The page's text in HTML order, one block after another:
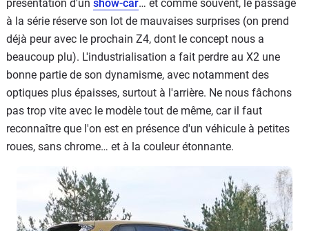
présentation d'un show-car… et comme souvent, le passage
à la série réserve son lot de mauvaises surprises (on prend
déjà peur avec le prochain Z4, dont le concept nous a
beaucoup plu). L'industrialisation a fait perdre au X2 une
bonne partie de son dynamisme, avec notamment des
optiques plus épaisses, surtout à l'arrière. Ne nous fâchons
pas trop vite avec le modèle tout de même, car il faut
reconnaître que l'on est en présence d'un véhicule à petites
roues, sans chrome… et à la couleur étonnante.